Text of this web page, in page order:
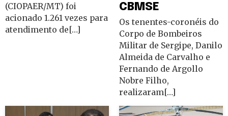
(CIOPAER/MT) foi
acionado 1.261 vezes para
atendimento de[…]
CBMSE
Os tenentes-coronéis do
Corpo de Bombeiros
Militar de Sergipe, Danilo
Almeida de Carvalho e
Fernando de Argollo
Nobre Filho,
realizaram[…]